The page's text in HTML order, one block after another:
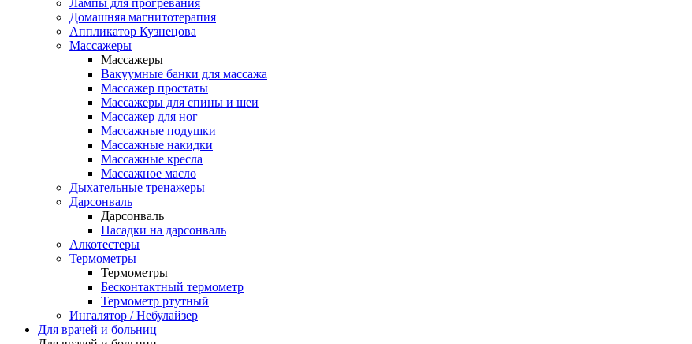
Лампы для прогревания
Домашняя магнитотерапия
Аппликатор Кузнецова
Массажеры
Массажеры
Вакуумные банки для массажа
Массажер простаты
Массажеры для спины и шеи
Массажер для ног
Массажные подушки
Массажные накидки
Массажные кресла
Массажное масло
Дыхательные тренажеры
Дарсонваль
Дарсонваль
Насадки на дарсонваль
Алкотестеры
Термометры
Термометры
Бесконтактный термометр
Термометр ртутный
Ингалятор / Небулайзер
Для врачей и больниц